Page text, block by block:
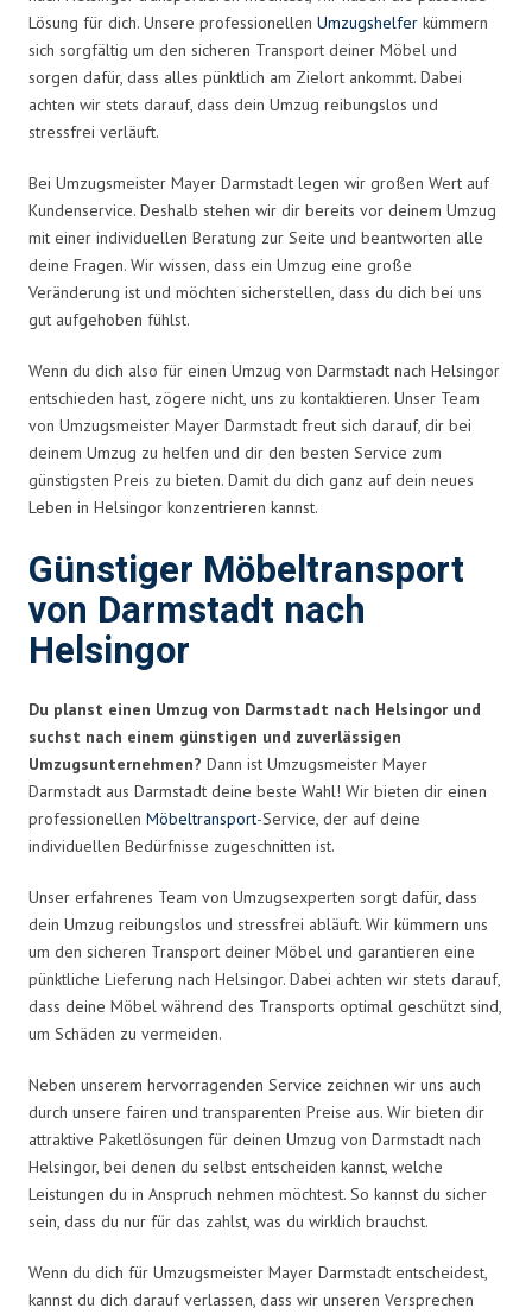
Lösung für dich. Unsere professionellen Umzugshelfer kümmern
sich sorgfältig um den sicheren Transport deiner Möbel und
sorgen dafür, dass alles pünktlich am Zielort ankommt. Dabei
achten wir stets darauf, dass dein Umzug reibungslos und
stressfrei verläuft.
Bei Umzugsmeister Mayer Darmstadt legen wir großen Wert auf
Kundenservice. Deshalb stehen wir dir bereits vor deinem Umzug
mit einer individuellen Beratung zur Seite und beantworten alle
deine Fragen. Wir wissen, dass ein Umzug eine große
Veränderung ist und möchten sicherstellen, dass du dich bei uns
gut aufgehoben fühlst.
Wenn du dich also für einen Umzug von Darmstadt nach Helsingor
entschieden hast, zögere nicht, uns zu kontaktieren. Unser Team
von Umzugsmeister Mayer Darmstadt freut sich darauf, dir bei
deinem Umzug zu helfen und dir den besten Service zum
günstigsten Preis zu bieten. Damit du dich ganz auf dein neues
Leben in Helsingor konzentrieren kannst.
Günstiger Möbeltransport
von Darmstadt nach
Helsingor
Du planst einen Umzug von Darmstadt nach Helsingor und
suchst nach einem günstigen und zuverlässigen
Umzugsunternehmen? Dann ist Umzugsmeister Mayer
Darmstadt aus Darmstadt deine beste Wahl! Wir bieten dir einen
professionellen Möbeltransport-Service, der auf deine
individuellen Bedürfnisse zugeschnitten ist.
Unser erfahrenes Team von Umzugsexperten sorgt dafür, dass
dein Umzug reibungslos und stressfrei abläuft. Wir kümmern uns
um den sicheren Transport deiner Möbel und garantieren eine
pünktliche Lieferung nach Helsingor. Dabei achten wir stets darauf,
dass deine Möbel während des Transports optimal geschützt sind,
um Schäden zu vermeiden.
Neben unserem hervorragenden Service zeichnen wir uns auch
durch unsere fairen und transparenten Preise aus. Wir bieten dir
attraktive Paketlösungen für deinen Umzug von Darmstadt nach
Helsingor, bei denen du selbst entscheiden kannst, welche
Leistungen du in Anspruch nehmen möchtest. So kannst du sicher
sein, dass du nur für das zahlst, was du wirklich brauchst.
Wenn du dich für Umzugsmeister Mayer Darmstadt entscheidest,
kannst du dich darauf verlassen, dass wir unseren Versprechen